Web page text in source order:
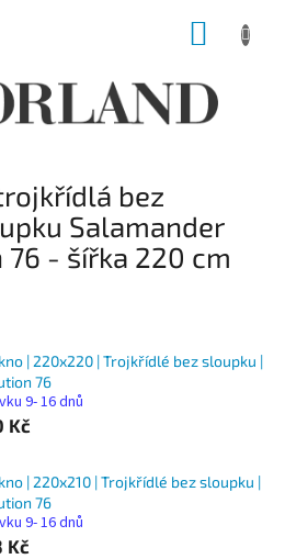
bez
Salamander
- šířka 220 cm
| 220x220 | Trojkřídlé bez sloupku |
76
9- 16 dnů
Kč
| 220x210 | Trojkřídlé bez sloupku |
76
9- 16 dnů
Kč